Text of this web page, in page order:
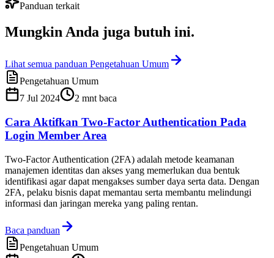
Panduan terkait
Mungkin Anda juga butuh ini.
Lihat semua panduan Pengetahuan Umum
Pengetahuan Umum
7 Jul 2024
2 mnt baca
Cara Aktifkan Two-Factor Authentication Pada
Login Member Area
Two-Factor Authentication (2FA) adalah metode keamanan
manajemen identitas dan akses yang memerlukan dua bentuk
identifikasi agar dapat mengakses sumber daya serta data. Dengan
2FA, pelaku bisnis dapat memantau serta membantu melindungi
informasi dan jaringan mereka yang paling rentan.
Baca panduan
Pengetahuan Umum